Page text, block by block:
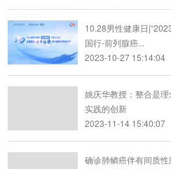
10.28男性健康日
国行-前列腺癌...
2023-10-27 15:14:04
姚庆华教授：整合是
实践的创新
2023-11-14 15:40:07
确诊肺鳞癌伴有间质性